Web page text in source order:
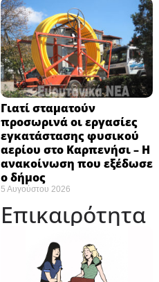
Γιατί σταματούν
προσωρινά οι εργασίες
εγκατάστασης φυσικού
αερίου στο Καρπενήσι – Η
ανακοίνωση που εξέδωσε
ο δήμος
5 Αυγούστου 2026
Επικαιρότητα